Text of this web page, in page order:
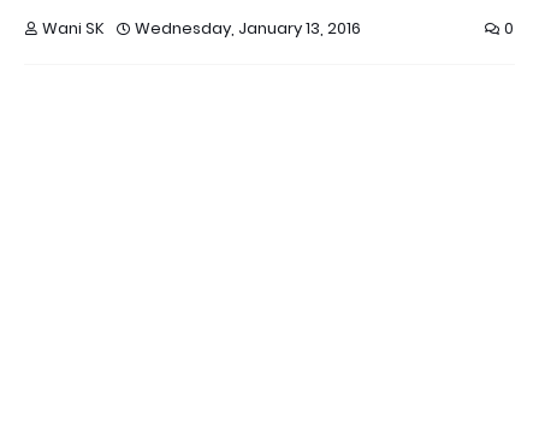
Wani SK Wednesday, January 13, 2016 0